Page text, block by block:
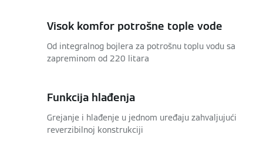
Visok komfor potrošne tople vode
Od integralnog bojlera za potrošnu toplu vodu sa
zapreminom od 220 litara
Funkcija hlađenja
Grejanje i hlađenje u jednom uređaju zahvaljujući
reverzibilnoj konstrukciji